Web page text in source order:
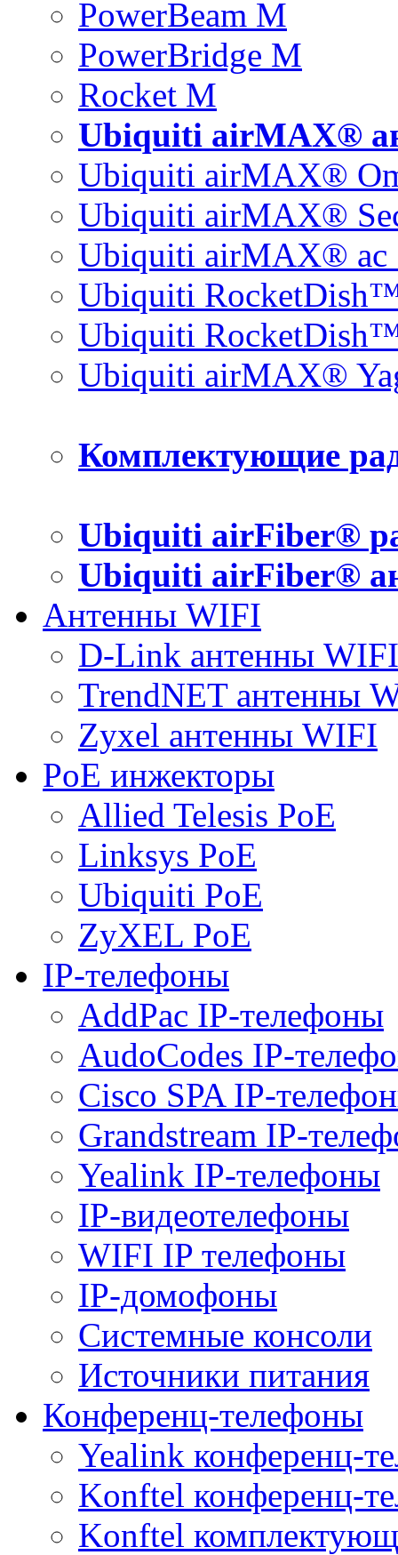
PowerBeam M
PowerBridge M
Rocket M
Ubiquiti airMAX®
Ubiquiti airMAX®
Ubiquiti airMAX®
Ubiquiti airMAX® ac
Ubiquiti
Ubiquiti
Ubiquiti airMAX®
Комплектующие
Ubiquiti airFiber®
Ubiquiti airFiber®
Антенны WIFI
D-Link антенны WIFI
TrendNET антенны
Zyxel антенны WIFI
PoE инжекторы
Allied Telesis PoE
Linksys PoE
Ubiquiti PoE
ZyXEL PoE
IP-телефоны
AddPac IP-телефоны
AudoCodes IP-
Cisco SPA IP-
Grandstream IP-
Yealink IP-телефоны
IP-видеотелефоны
WIFI IP телефоны
IP-домофоны
Системные консоли
Источники питания
Конференц-телефоны
Yealink конференц-
Konftel конференц-
Konftel